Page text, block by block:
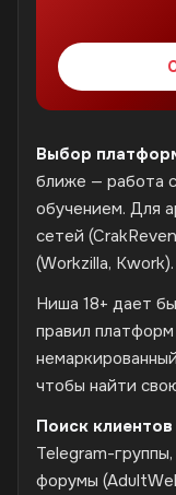
Выбор
ближе — работа
обучением. Для
сетей
(Workzilla, Kwork).
Ниша 18+ дает
правил
чтобы найти
Поиск
Telegram-
форумы